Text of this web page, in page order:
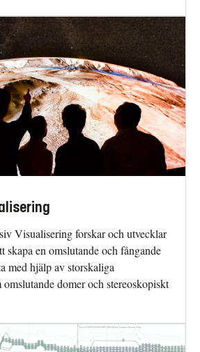
Visualisering forskar och utvecklar
skapa en omslutande och fångande
med hjälp av storskaliga
domer och stereoskopiskt